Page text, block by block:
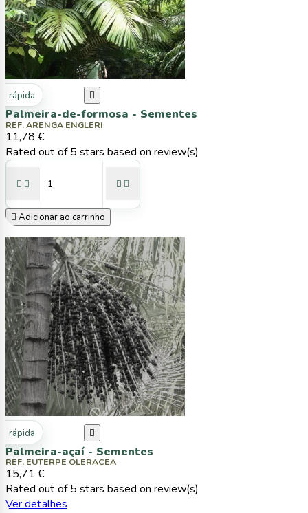
rápida 
Palmeira-de-formosa - Sementes
REF. ARENGA ENGLERI
11,78 €
Rated out of 5 stars based on review(s)
   
 Adicionar ao carrinho
rápida 
Palmeira-açaí - Sementes
REF. EUTERPE OLERACEA
15,71 €
Rated out of 5 stars based on review(s)
Ver detalhes